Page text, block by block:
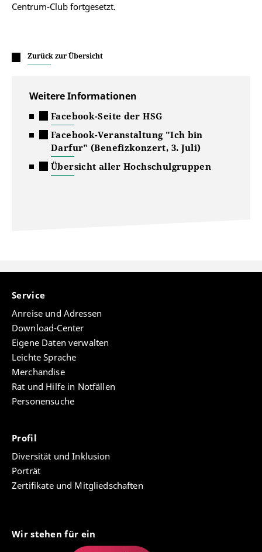
Centrum-Club fortgesetzt.
Zurück zur Übersicht
Weitere Informationen
Facebook-Seite der HSG
Facebook-Veranstaltung "Ich bin
Darfur" (Benefizkonzert, 3. Juli)
Übersicht aller Hochschulgruppen
Service
Anreise und Adressen
Download-Center
Eigene Daten verwalten
Leichte Sprache
Merchandise
Rat und Hilfe in Notfällen
Personensuche
Profil
Diversität und Inklusion
Porträt
Zertifikate und Mitgliedschaften
Wir stehen für ein